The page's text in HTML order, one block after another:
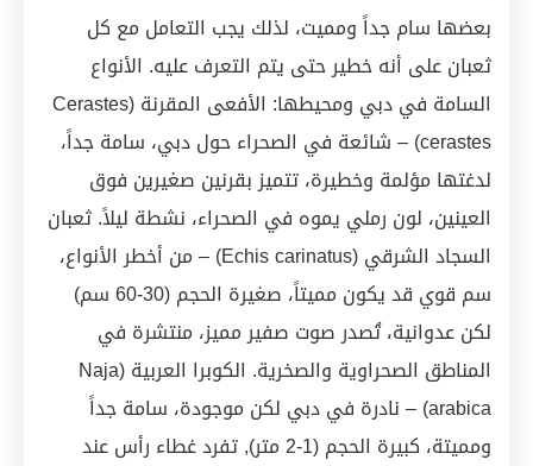
بعضها سام جداً ومميت، لذلك يجب التعامل مع كل
ثعبان على أنه خطير حتى يتم التعرف عليه. الأنواع
السامة في دبي ومحيطها: الأفعى المقرنة (Cerastes
cerastes) – شائعة في الصحراء حول دبي، سامة جداً،
لدغتها مؤلمة وخطيرة، تتميز بقرنين صغيرين فوق
العينين، لون رملي يموه في الصحراء، نشطة ليلاً. ثعبان
السجاد الشرقي (Echis carinatus) – من أخطر الأنواع،
سم قوي قد يكون مميتاً، صغيرة الحجم (30-60 سم)
لكن عدوانية، تُصدر صوت صفير مميز، منتشرة في
المناطق الصحراوية والصخرية. الكوبرا العربية (Naja
arabica) – نادرة في دبي لكن موجودة، سامة جداً
ومميتة، كبيرة الحجم (1-2 متر), تفرد غطاء رأس عند